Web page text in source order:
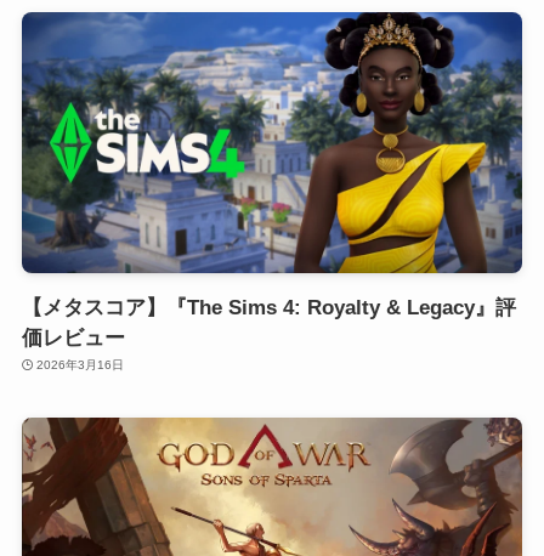
【メタスコア】『The Sims 4: Royalty & Legacy』評
価レビュー
2026年3月16日